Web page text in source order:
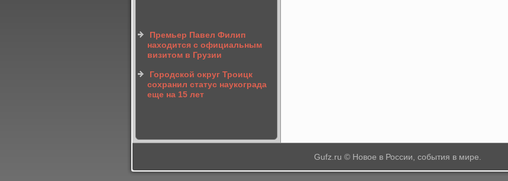
Премьер Павел Филип
находится с официальным
визитом в Грузии
Городской округ Троицк
сохранил статус наукограда
еще на 15 лет
Gufz.ru © Новое в России, события в мире.